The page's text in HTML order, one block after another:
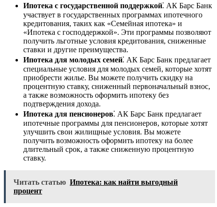
Ипотека с государственной поддержкой⁚ АК Барс Банк
участвует в государственных программах ипотечного
кредитования, таких как «Семейная ипотека» и
«Ипотека с господдержкой». Эти программы позволяют
получить льготные условия кредитования, сниженные
ставки и другие преимущества.
Ипотека для молодых семей⁚ АК Барс Банк предлагает
специальные условия для молодых семей, которые хотят
приобрести жилье. Вы можете получить скидку на
процентную ставку, сниженный первоначальный взнос,
а также возможность оформить ипотеку без
подтверждения дохода.
Ипотека для пенсионеров⁚ АК Барс Банк предлагает
ипотечные программы для пенсионеров, которые хотят
улучшить свои жилищные условия. Вы можете
получить возможность оформить ипотеку на более
длительный срок, а также сниженную процентную
ставку.
Читать статью Ипотека: как найти выгодный
процент